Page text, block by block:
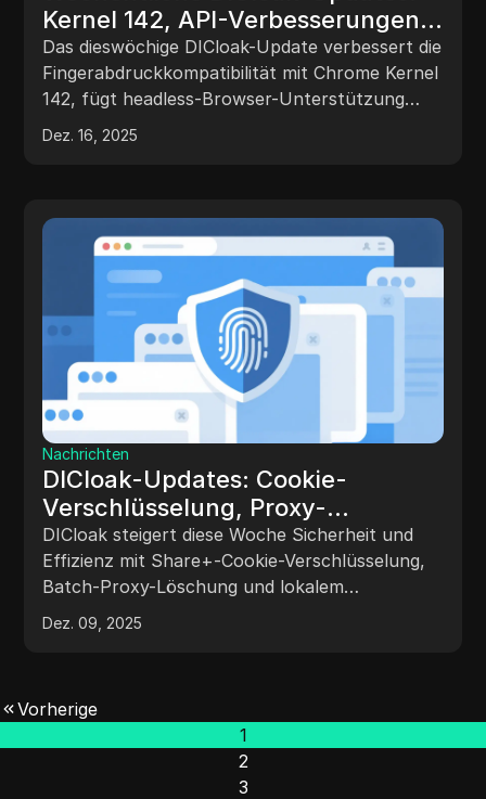
Kernel 142, API-Verbesserungen
und Proxy-Integration
Das dieswöchige DICloak-Update verbessert die
Fingerabdruckkompatibilität mit Chrome Kernel
142, fügt headless-Browser-Unterstützung
über die lokale API hinzu und vereinfacht die
Proxy-Einrichtung mit IPRoyal- und NetNut-
Dez. 16, 2025
Nachrichten
DICloak-Updates: Cookie-
Verschlüsselung, Proxy-
Management und
Netzwerkzugang
DICloak steigert diese Woche Sicherheit und
Effizienz mit Share+-Cookie-Verschlüsselung,
Batch-Proxy-Löschung und lokalem
Netzwerkzugang – plus einem jährlichen 50%-
Rabatt.
Dez. 09, 2025
Vorherige
1
2
3